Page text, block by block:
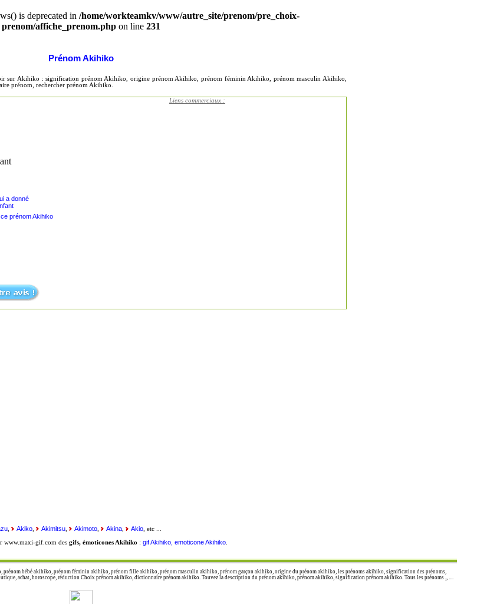
is deprecated in /home/workteamkv/www/autre_site/prenom/pre_choix-
prenom/affiche_prenom.phpon line 231
Prénom Akihiko
sur Akihiko : signification prénom Akihiko, origine prénom Akihiko, prénom féminin Akihiko, prénom masculin Akihiko,
prénom, rechercher prénom Akihiko.
a donné
prénom Akihiko
Liens commerciaux :
Akiko Akimitsu Akimoto Akina Akio , etc ...
www.maxi-gif.com des gifs, émoticones Akihiko : gif Akihiko, emoticone Akihiko
bébé akihiko, prénom féminin akihiko, prénom fille akihiko, prénom masculin akihiko, prénom garçon akihiko, origine du prénom akihiko, les prénoms akihiko, signification des prénoms,
achat, horoscope, réduction Choix prénom akihiko, dictionnaire prénom akihiko. Touvez la description du prénom akihiko, prénom akihiko, signification prénom akihiko. Tous les prénoms ,, ....